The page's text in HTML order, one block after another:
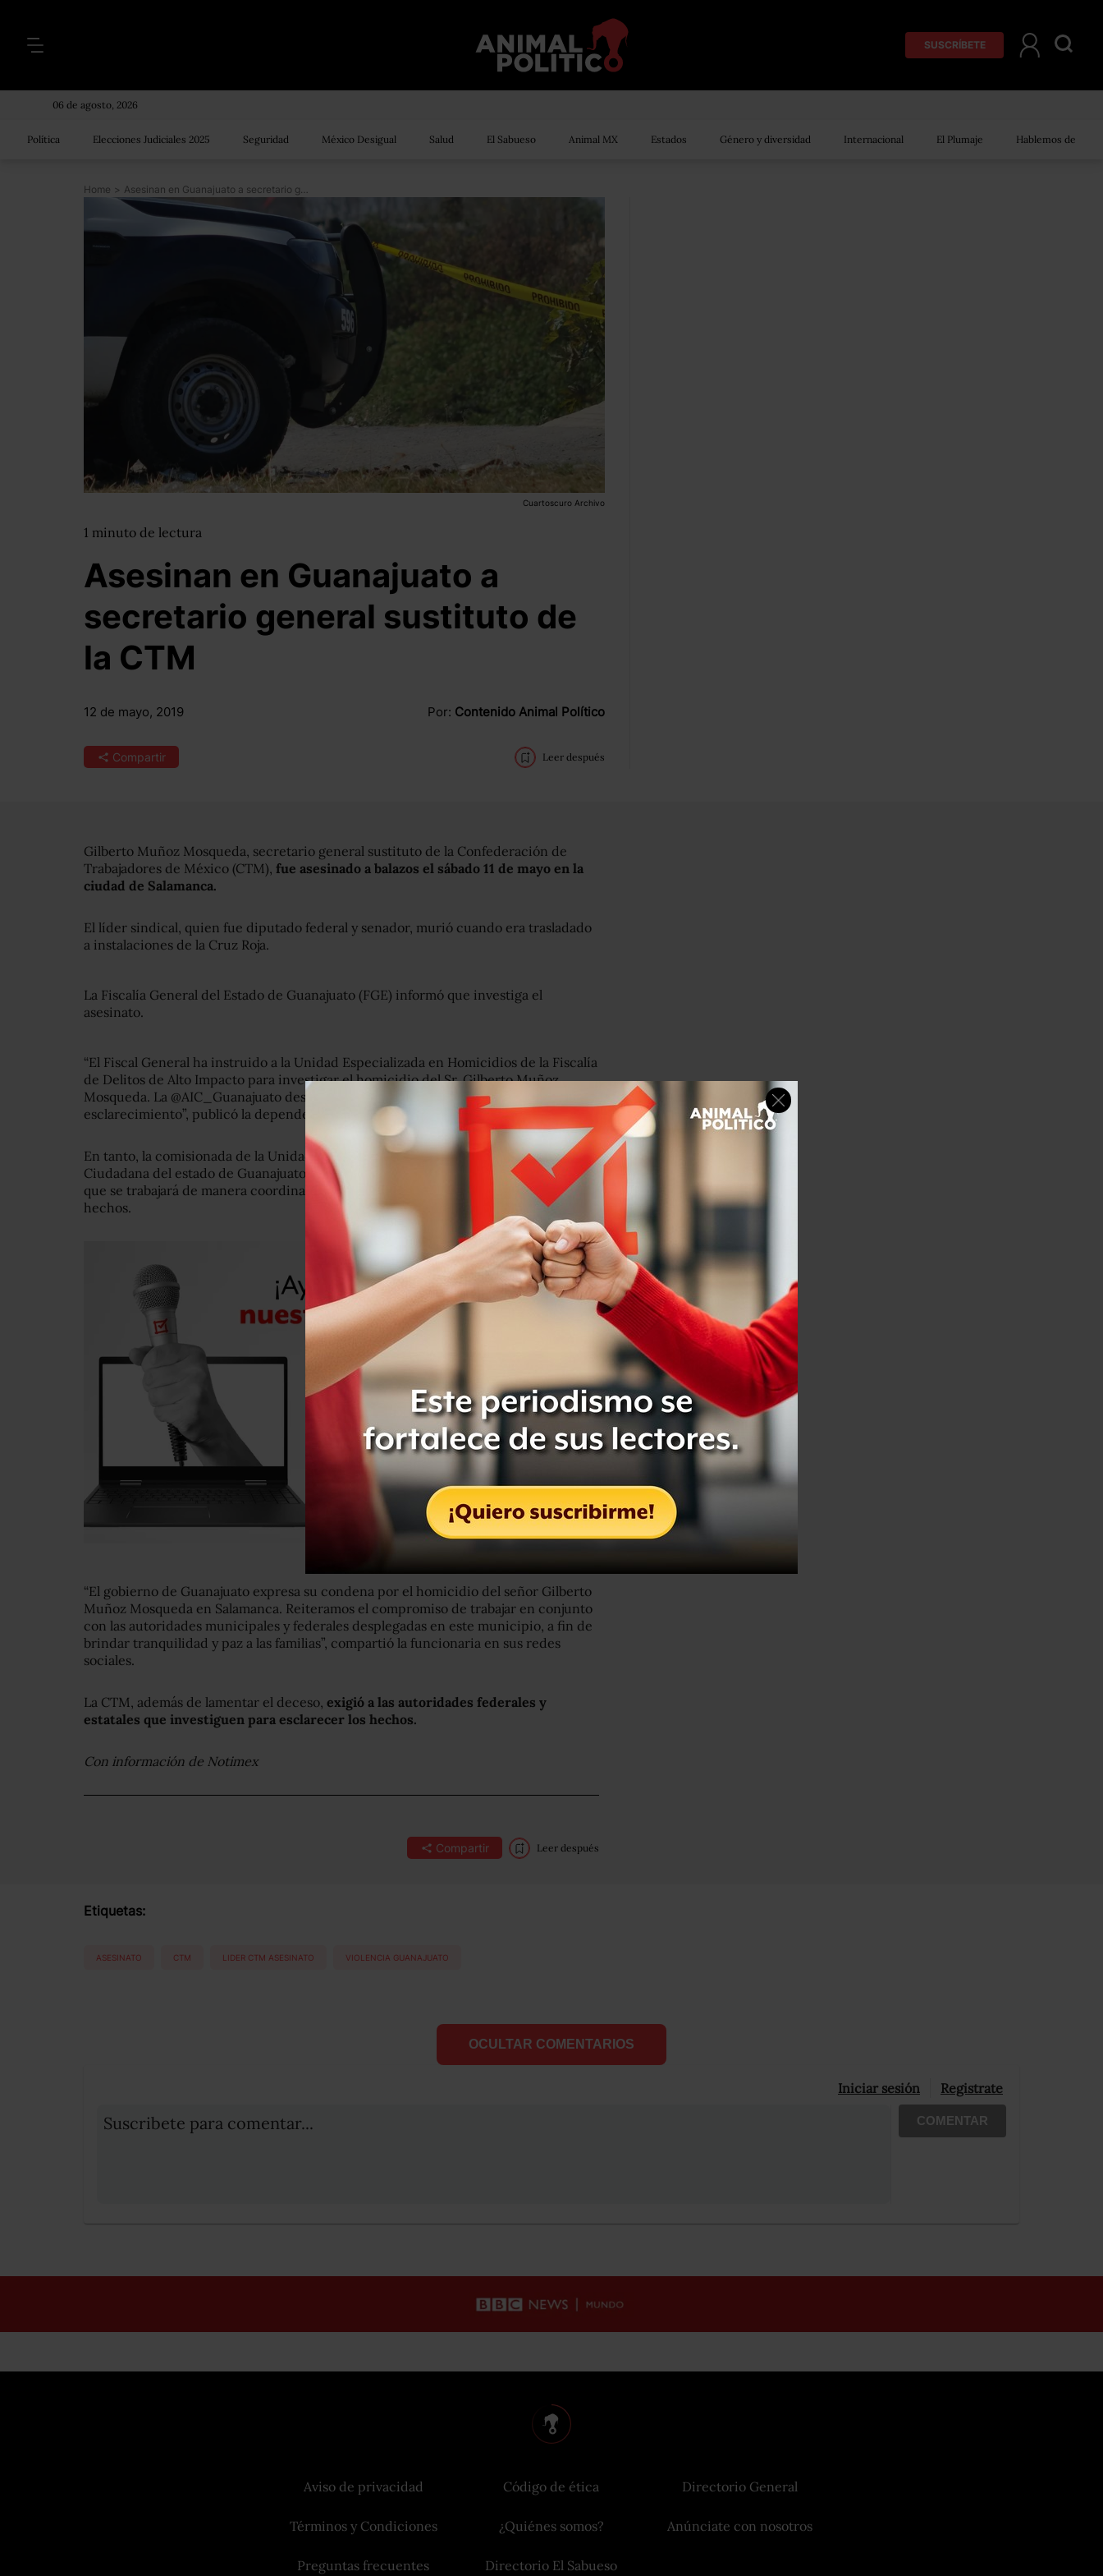
SUSCRÍBETE
06 de agosto, 2026
Política Elecciones Judiciales 2025 Seguridad México Desigual Salud El Sabueso Animal MX Estados Género y diversidad Internacional El Plumaje Hablemos de
Home > Asesinan en Guanajuato a secretario general sustituto de la CTM
Cuartoscuro Archivo
1 minuto de lectura
Asesinan en Guanajuato a
secretario general sustituto de
la CTM
12 de mayo, 2019 Por: Contenido Animal Político
Compartir Leer después
Gilberto Muñoz Mosqueda, secretario general sustituto de la Confederación de
Trabajadores de México (CTM), fue asesinado a balazos el sábado 11 de mayo en la
ciudad de Salamanca.
El líder sindical, quien fue diputado federal y senador, murió cuando era trasladado
a instalaciones de la Cruz Roja.
La Fiscalía General del Estado de Guanajuato (FGE) informó que investiga el
asesinato.
“El Fiscal General ha instruido a la Unidad Especializada en Homicidios de la Fiscalía
de Delitos de Alto Impacto para investigar el homicidio del Sr. Gilberto Muñoz
Mosqueda. La @AIC_Guanajuato desplegará los recursos necesarios hasta su total
esclarecimiento”, publicó la dependencia.
En tanto, la comisionada de la Unidad de Análisis y Estrategia para la Seguridad
Ciudadana del estado de Guanajuato, Sophia Huett, condenó los hechos y aseguró
que se trabajará de manera coordinada entre autoridades para esclarecer los
hechos.
“El gobierno de Guanajuato expresa su condena por el homicidio del señor Gilberto
Muñoz Mosqueda en Salamanca. Reiteramos el compromiso de trabajar en conjunto
con las autoridades municipales y federales desplegadas en este municipio, a fin de
brindar tranquilidad y paz a las familias”, compartió la funcionaria en sus redes
sociales.
La CTM, además de lamentar el deceso, exigió a las autoridades federales y
estatales que investiguen para esclarecer los hechos.
Con información de Notimex
Compartir Leer después
Etiquetas:
ASESINATO CTM LIDER CTM ASESINATO VIOLENCIA GUANAJUATO
OCULTAR COMENTARIOS
Iniciar sesión Registrate
Suscribete para comentar... COMENTAR
Aviso de privacidad
Términos y Condiciones
Preguntas frecuentes
Código de ética
¿Quiénes somos?
Directorio El Sabueso
Directorio General
Anúnciate con nosotros